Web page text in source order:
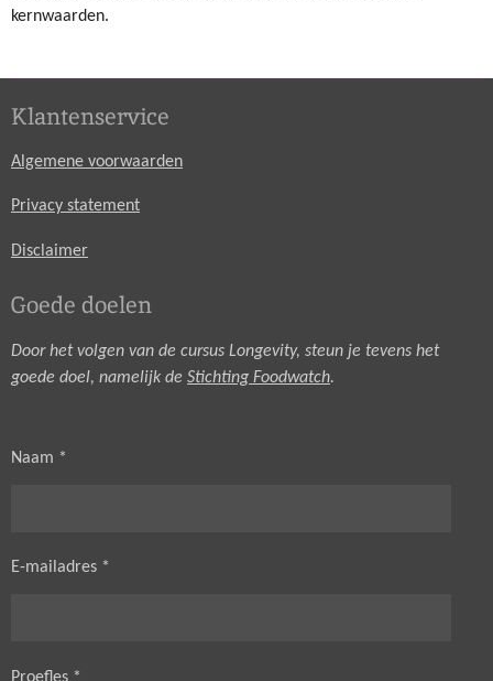
kernwaarden.
Klantenservice
Algemene voorwaarden
Privacy statement
Disclaimer
Goede doelen
Door het volgen van de cursus Longevity, steun je tevens het
goede doel, namelijk de Stichting Foodwatch.
Naam *
E-mailadres *
Proefles *